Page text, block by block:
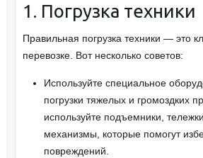
1. Погрузка техники
Правильная погрузка техники — это
перевозке. Вот несколько советов:
Используйте специальное
погрузки тяжелых и громоздких
используйте подъемники,
механизмы, которые помогут
повреждений.